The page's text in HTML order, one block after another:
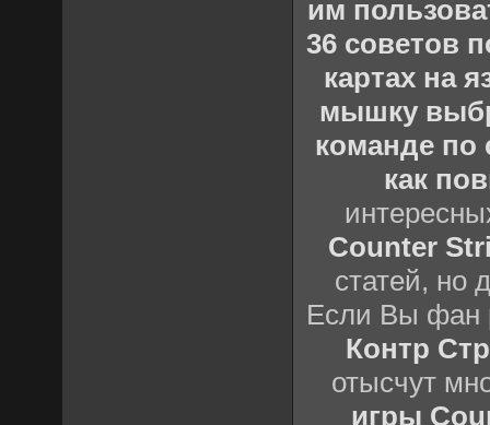
им
36 советов
картах на
мышку
команде по
как
Counter
статей, но
Если Вы фан
Контр
отысчут
игры